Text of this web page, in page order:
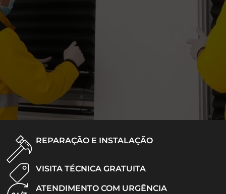
REPARAÇÃO E INSTALAÇÃO
VISITA TÉCNICA GRATUITA
ATENDIMENTO COM URGÊNCIA